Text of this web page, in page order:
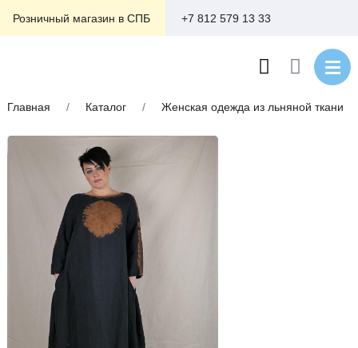
Розничный магазин в СПБ +7 812 579 13 33
Главная / Каталог / Женская одежда из льняной ткани